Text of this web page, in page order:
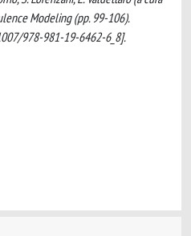
Modeling (pp. 99-106).
978-981-19-6462-6_8].